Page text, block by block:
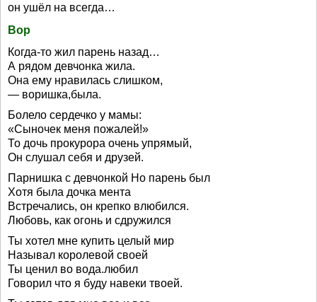
он ушёл на всегда…
Вор
Когда-то жил парень назад…
А рядом девчонка жила.
Она ему нравилась слишком,
— воришка,была.
Болело сердечко у мамы:
«Сыночек меня пожалей!»
То дочь прокурора очень упрямый,
Он слушал себя и друзей.
Парнишка с девчонкой Но парень был
Хотя была дочка мента
Встречались, он крепко влюбился.
Любовь, как огонь и сдружился
Ты хотел мне купить целый мир
Называл королевой своей
Ты ценил во вода.любил
Говорил что я буду навеки твоей.